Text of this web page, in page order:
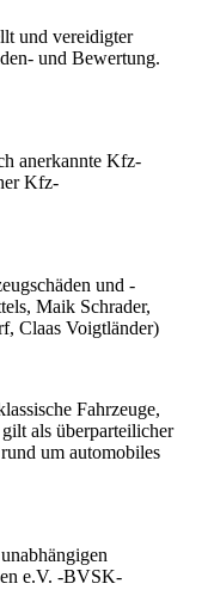
und vereidigter
und Bewertung.
anerkannte Kfz-
Kfz-
und -
Maik Schrader,
Claas Voigtländer)
Fahrzeuge,
als überparteilicher
um automobiles
e.V. -BVSK-